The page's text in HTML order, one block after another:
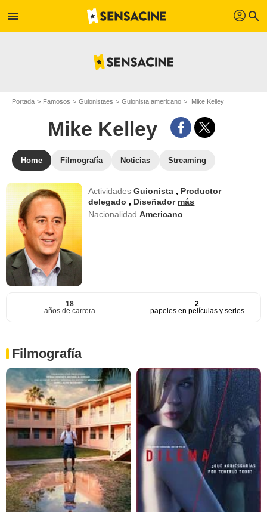
menu profil search
Portada Famosos Guionistaes Guionista americano Mike Kelley
Mike Kelley
Home Filmografía Noticias Streaming
ActividadesGuionista , Productor
delegado , Diseñador más
NacionalidadAmericano
18
años de carrera
2
papeles en películas y series
Filmografía